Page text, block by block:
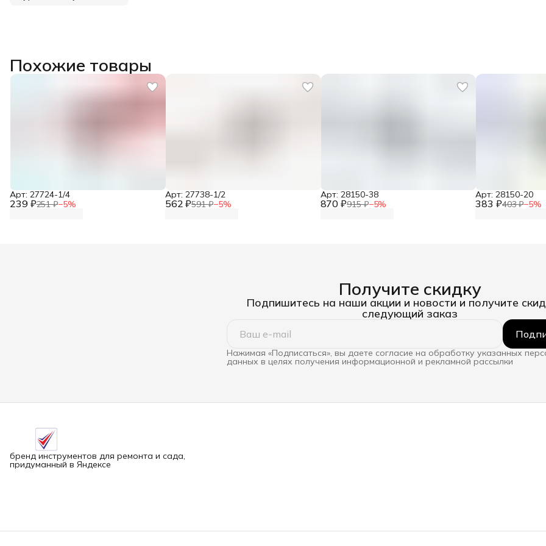
Похожие товары
239 ₽251 ₽−5%
Арт: 27724-1/4
562 ₽591 ₽−5%
Арт: 27738-1/2
870 ₽915 ₽−5%
Арт: 28150-38
383 ₽403 ₽−5%
Арт: 28150-20
Получите скидку
Подпишитесь на наши акции и новости и получите
следующий заказ
Нажимая «Подписаться», вы даете согласие на обработку указанных
данных в целях получения информационной и рекламной рассылки
бренд инструментов для ремонта и сада,
придуманный в Яндексе